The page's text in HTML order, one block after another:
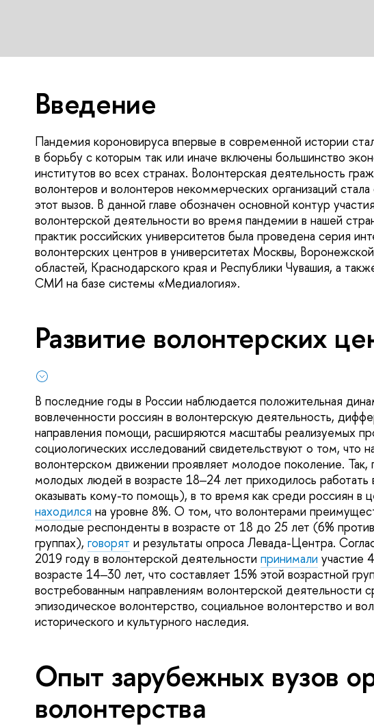
Введение
Пандемия короновируса впервые в современной истории
в борьбу с которым так или иначе включены большинство
институтов во всех странах. Волонтерская деятельность
волонтеров и волонтеров некоммерческих организаций
этот вызов. В данной главе обозначен основной контур
волонтерской деятельности во время пандемии в нашей
практик российских университетов была проведена серия
волонтерских центров в университетах Москвы,
областей, Краснодарского края и Республики Чувашия, а
СМИ на базе системы «Медиалогия».
Развитие волонтерских
В последние годы в России наблюдается положительная
вовлеченности россиян в волонтерскую деятельность,
направления помощи, расширяются масштабы реализуемых
социологических исследований свидетельствуют о том, что
волонтерском движении проявляет молодое поколение.
молодых людей в возрасте 18‒24 лет приходилось
оказывать кому-то помощь), в то время как среди россиян в
находился на уровне 8%. О том, что волонтерами
молодые респонденты в возрасте от 18 до 25 лет (6%
группах), говорят и результаты опроса Левада-Центра.
2019 году в волонтерской деятельности принимали участие
возрасте 14‒30 лет, что составляет 15% этой возрастной
востребованным направлениям волонтерской деятельности
эпизодическое волонтерство, социальное волонтерство и
исторического и культурного наследия.
Опыт зарубежных вузов
волонтерства